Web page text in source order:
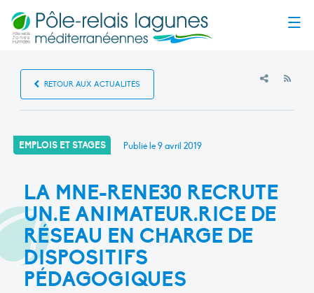
RETOUR AUX ACTUALITÉS
EMPLOIS ET STAGES Publié le9 avril 2019
LA MNE-RENE30 RECRUTE
UN.E ANIMATEUR.RICE DE
RÉSEAU EN CHARGE DE
DISPOSITIFS
PÉDAGOGIQUES